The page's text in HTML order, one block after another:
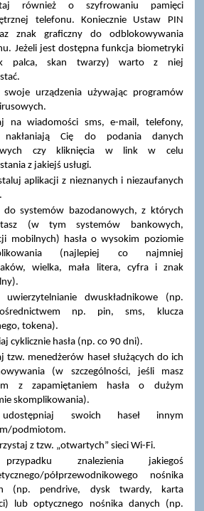
również o szyfrowaniu pamięci
telefonu. Koniecznie Ustaw PIN
znak graficzny do odblokowywania
Jeżeli jest dostępna funkcja biometryki
palca, skan twarzy) warto z niej
swoje urządzenia używając programów
na wiadomości sms, e-mail, telefony,
nakłaniają Cię do podania danych
czy kliknięcia w link w celu
z jakiejś usługi.
aplikacji z nieznanych i niezaufanych
do systemów bazodanowych, z których
(w tym systemów bankowych,
mobilnych) hasła o wysokim poziomie
(najlepiej co najmniej
wielka, mała litera, cyfra i znak
uwierzytelnianie dwuskładnikowe (np.
np. pin, sms, klucza
tokena).
cyklicznie hasła (np. co 90 dni).
tzw. menedżerów haseł służących do ich
(w szczególności, jeśli masz
z zapamiętaniem hasła o dużym
skomplikowania).
swoich haseł innym
podmiotom.
z tzw. „otwartych” sieci Wi-Fi.
znalezienia jakiegoś
półprzewodnikowego nośnika
(np. pendrive, dysk twardy, karta
lub optycznego nośnika danych (np.